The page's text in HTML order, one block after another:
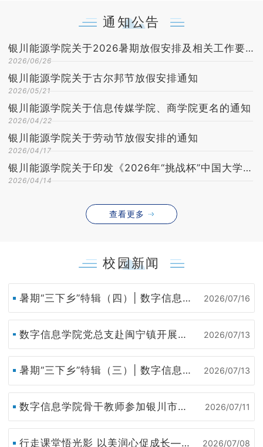
通知公告
银川能源学院关于2026暑期放假安排及相关工作要求的通知
2026/06/26
银川能源学院关于古尔邦节放假安排通知
2026/05/21
银川能源学院关于信息传媒学院、商学院更名的通知
2026/04/22
银川能源学院关于劳动节放假安排的通知
2026/04/17
银川能源学院关于印发《2026年“挑战杯”中国大学生创业计划竞赛方案》的通知
2026/04/14
查看更多
校园新闻
暑期“三下乡”特辑（四）| 数字信息学院“智联绘光”三下乡实践队赴黄土地农企汇报六盘优粮品牌方案，政企共研品牌升级新思路 2026/07/16
数字信息学院党总支赴闽宁镇开展主题党日活动 2026/07/13
暑期“三下乡”特辑（三）| 数字信息学院“智绘六盘，数助农兴”三下乡实践队寻访红色六盘,萃取乡土文脉 2026/07/13
数字信息学院骨干教师参加银川市数字技术工程师能力提升培训班 2026/07/11
行走课堂悟光影 以美润心促成长——数字信息学院数字媒体技术专业开展《数字摄影实训》户外实践教学 2026/07/08